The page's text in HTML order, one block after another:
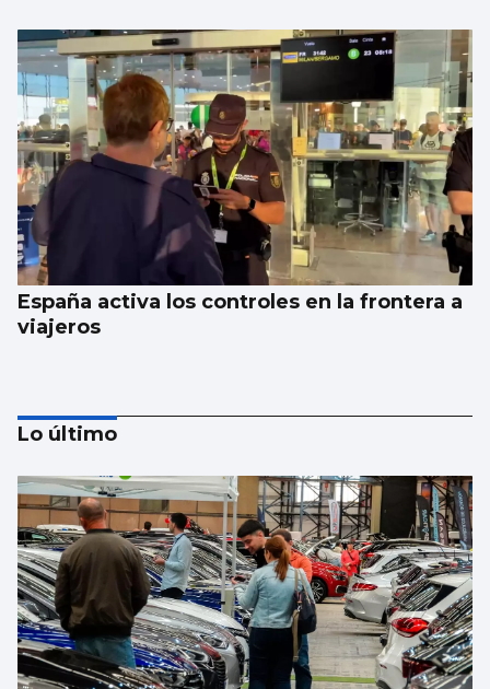
España activa los controles en la frontera a
viajeros
El Gobierno aplica controles fronterizos
para los italianos
Lo último